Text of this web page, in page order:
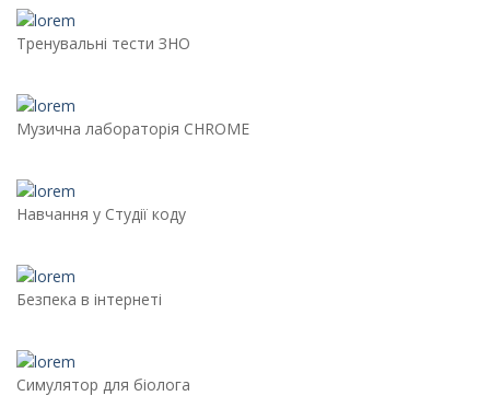
Тренувальні тести ЗНО
Музична лабораторія CHROME
Навчання у Студії коду
Безпека в інтернеті
Симулятор для біолога